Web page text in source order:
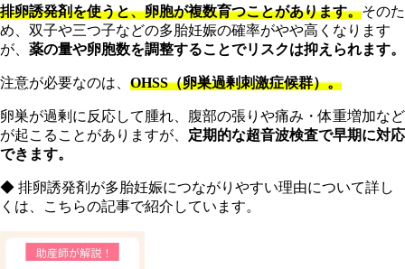
排卵誘発剤を使うと、卵胞が複数育つことがあります。そのた
め、双子や三つ子などの多胎妊娠の確率がやや高くなります
が、 薬の量や卵胞数を調整することでリスクは抑えられます。
注意が必要なのは、 OHSS（卵巣過剰刺激症候群）。
卵巣が過剰に反応して腫れ、腹部の張りや痛み・体重増加など
が起こることがありますが、 定期的な超音波検査で早期に対応
できます。
◆ 排卵誘発剤が多胎妊娠につながりやすい理由について詳し
くは、こちらの記事で紹介しています。